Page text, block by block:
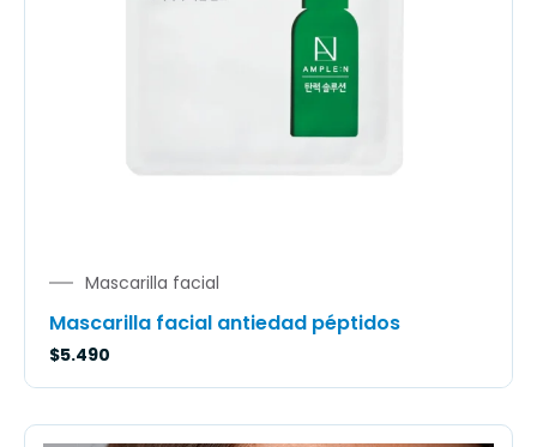
Mascarilla facial
Mascarilla facial antiedad péptidos
$5.490